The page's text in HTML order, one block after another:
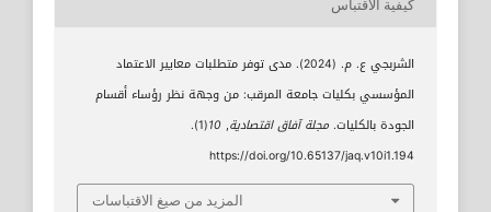
كيفية الاقتباس
الشربجي ع. م. (2024). مدى توفر متطلبات معايير الاعتماد
المؤسسي بكليات جامعة المرقب: من وجهة نظر رؤساء أقسام
الجودة بالكليات. مجلة آفاق اقتصادية,
10
(1).
https://doi.org/10.65137/jaq.v10i1.194
المزيد من صيغ الاقتباسات